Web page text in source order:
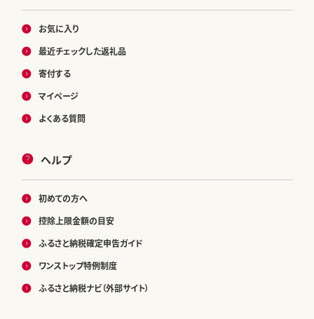
お気に入り
最近チェックした返礼品
寄付する
マイページ
よくある質問
ヘルプ
初めての方へ
控除上限金額の目安
ふるさと納税確定申告ガイド
ワンストップ特例制度
ふるさと納税ナビ（外部サイト）